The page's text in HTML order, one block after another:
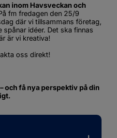
inom Havsveckan och
fm fredagen den 25/9
där vi tillsammans företag,
idéer. Det ska finnas
är vi kreativa!
oss direkt!
webbplats, öppnas i nytt fönster.
och få nya perspektiv på din